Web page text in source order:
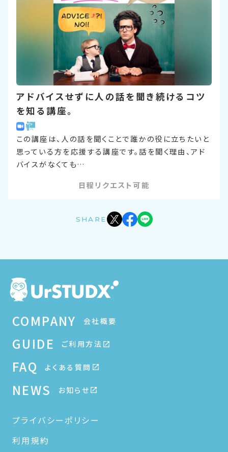
アドバイスせずに人の話を聞き続けるコツ
を知る講座。
この講座は、人の話を聞くことで誰かの役に立ちたいと
思っている方を応援する講座です。話を聞く理由、アド
バイスがなくても…
日程リクエスト可能
SHARE
COMPANY 会社概要
GUIDE ご利用方法
FAQ よくある質問
NEWS お知らせ
プライバシーポリシー
利用規約